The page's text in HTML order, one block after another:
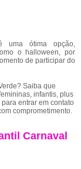
uma ótima opção,
o halloween, por
de participar do
Saiba que
infantis, plus
entrar em contato
comprometimento.
Carnaval